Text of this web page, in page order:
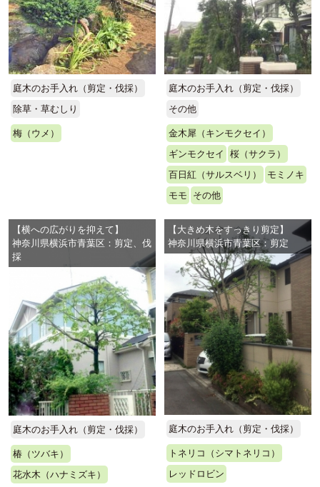
庭木のお手入れ（剪定・伐採）
除草・草むしり
梅（ウメ）
庭木のお手入れ（剪定・伐採）
その他
金木犀（キンモクセイ）
ギンモクセイ
桜（サクラ）
百日紅（サルスベリ）
モミノキ
モモ
その他
【横への広がりを抑えて】
神奈川県横浜市青葉区：剪定、伐
採
庭木のお手入れ（剪定・伐採）
椿（ツバキ）
花水木（ハナミズキ）
【大きめ木をすっきり剪定】
神奈川県横浜市青葉区：剪定
庭木のお手入れ（剪定・伐採）
トネリコ（シマトネリコ）
レッドロビン